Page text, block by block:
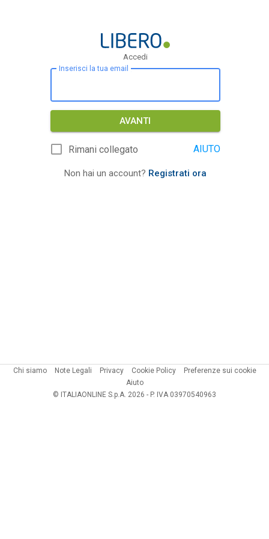
Accedi
Inserisci la tua email
AVANTI
Rimani collegato AIUTO
Non hai un account? Registrati ora
Chi siamo Note Legali Privacy Cookie Policy
Preferenze sui cookie
Aiuto
© ITALIAONLINE S.p.A. 2026 - P. IVA 03970540963